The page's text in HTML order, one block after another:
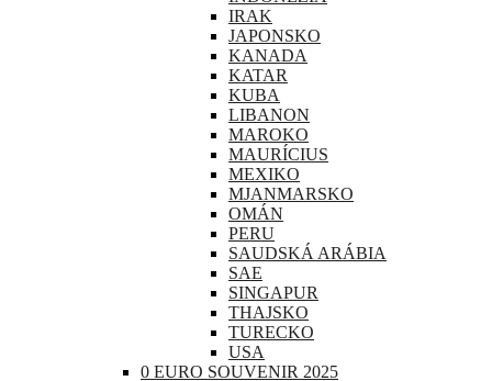
IRAK
JAPONSKO
KANADA
KATAR
KUBA
LIBANON
MAROKO
MAURÍCIUS
MEXIKO
MJANMARSKO
OMÁN
PERU
SAUDSKÁ ARÁBIA
SAE
SINGAPUR
THAJSKO
TURECKO
USA
0 EURO SOUVENIR 2025